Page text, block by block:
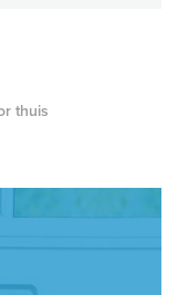
thuis